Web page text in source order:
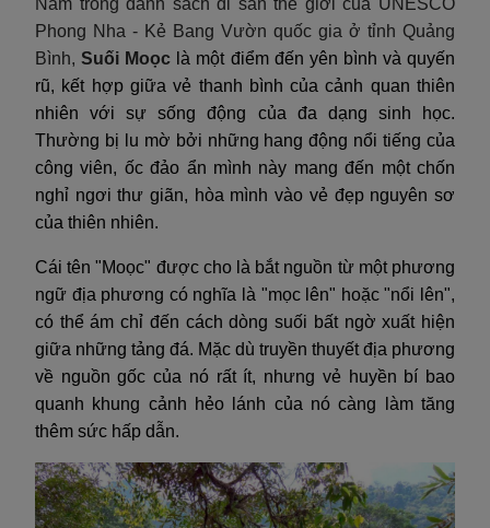
Nằm trong danh sách di sản thế giới của UNESCO
Phong Nha - Kẻ Bang Vườn quốc gia ở tỉnh Quảng
Bình,Suối Moọc là một điểm đến yên bình và quyến
rũ, kết hợp giữa vẻ thanh bình của cảnh quan thiên
nhiên với sự sống động của đa dạng sinh học.
Thường bị lu mờ bởi những hang động nổi tiếng của
công viên, ốc đảo ẩn mình này mang đến một chốn
nghỉ ngơi thư giãn, hòa mình vào vẻ đẹp nguyên sơ
của thiên nhiên.
Cái tên "Moọc" được cho là bắt nguồn từ một phương
ngữ địa phương có nghĩa là "mọc lên" hoặc "nổi lên",
có thể ám chỉ đến cách dòng suối bất ngờ xuất hiện
giữa những tảng đá. Mặc dù truyền thuyết địa phương
về nguồn gốc của nó rất ít, nhưng vẻ huyền bí bao
quanh khung cảnh hẻo lánh của nó càng làm tăng
thêm sức hấp dẫn.